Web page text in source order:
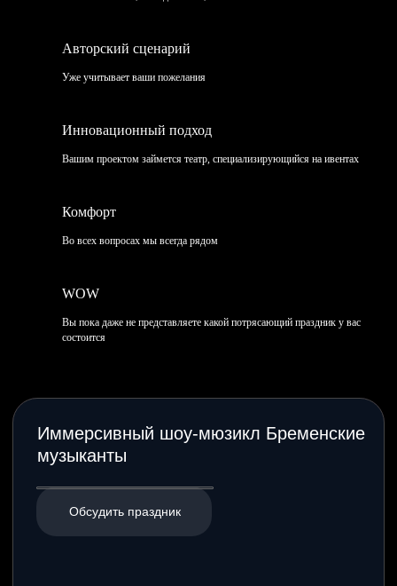
Авторский сценарий
Уже учитывает ваши пожелания
Инновационный подход
Вашим проектом займется театр, специализирующийся на ивентах
Комфорт
Во всех вопросах мы всегда рядом
WOW
Вы пока даже не представляете какой потрясающий праздник у вас
состоится
вокалистами и музыкантами
Где проводить?
Лучшие рестораны, лофты и арт-пространства Санкт-
Петербурга и Ленинградской области. Мы подберём
и предложим вам самые выгодные условия.
Пройдите наш квиз, чтобы подобрать
идеальное место для Вашего Корпоратива
Поможем с подбором
площадки